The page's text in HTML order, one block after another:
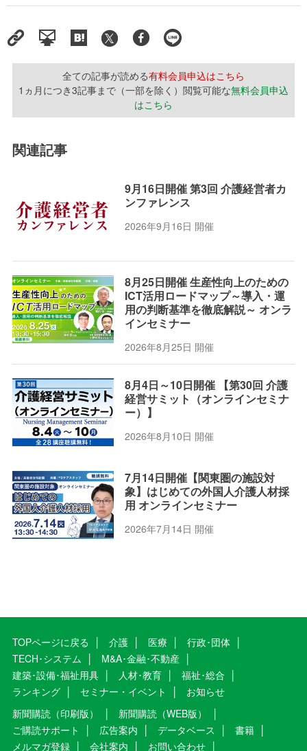
全ての記事が読める有料会員申込はこちら
1ヵ月につき3記事まで（一部を除く）閲覧可能な無料会員申込
はこちら
関連記事
9月16日開催 第3回 介護経営者カ
ンファレンス
2026年9月16日 開催
8月25日開催 生産性向上のための
ICT活用ロードマップ～導入・運
用の判断基準を徹底解説～ オンラ
インセミナー
2026年8月25日 開催
8月4日～10日開催 【第30回 介護
経営サミット（オンラインセミナ
ー）】
2026年8月10日 開催
7月14日開催【関東圏の施設対
象】はじめての外国人介護人材採
用 オンラインセミナー
2026年7月14日 開催
TOPページに戻る 介護 医療
行政･団体
TECH･システム
M&A･金融･不動産
建築･設備･福祉用具
人材･教育
福祉･総合
ランキング
セミナー・イベント
お知らせ
新聞購読（印刷版）
新聞購読（WEB版）
ご購読サポート
広告案内 データベース
書籍
メルマガ登録
会社案内 お問い合わせ